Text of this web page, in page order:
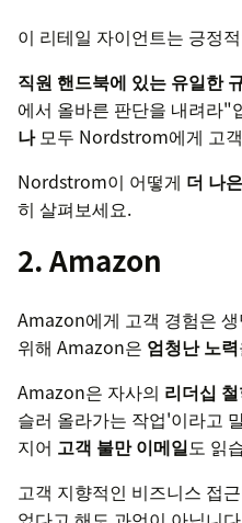
이 리테일 자이언트는 긍정
직원 핸드북에 있는 유일한
에서 올바른 판단을 내려라"
나모두 Nordstrom에게 고
Nordstrom이 어떻게 더 나
히 살펴보세요.
2. Amazon
Amazon에게 고객 경험은
위해 Amazon은 엄청난 노력
Amazon은 자사의 리더십
슬러 올라가는 작업'이라고
지어 고객 불만 이메일도 읽
고객 지향적인 비즈니스 접